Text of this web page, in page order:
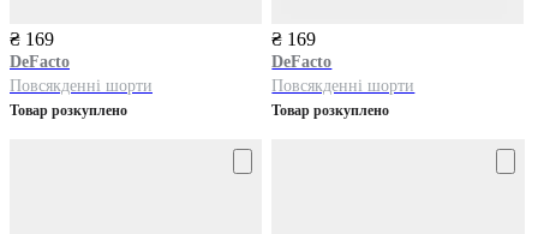
₴ 169
DeFacto
Повсякденні шорти
Товар розкуплено
₴ 169
DeFacto
Повсякденні шорти
Товар розкуплено